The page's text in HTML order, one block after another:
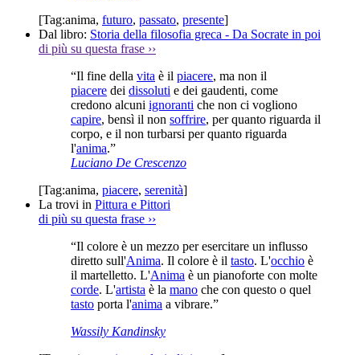
[Tag:anima, futuro, passato, presente]
Dal libro: Storia della filosofia greca - Da Socrate in poi
di più su questa frase ››
“Il fine della vita è il piacere, ma non il
piacere dei dissoluti e dei gaudenti, come
credono alcuni ignoranti che non ci vogliono
capire, bensì il non soffrire, per quanto riguarda il
corpo, e il non turbarsi per quanto riguarda
l'anima.”
Luciano De Crescenzo
[Tag:anima, piacere, serenità]
La trovi in Pittura e Pittori
di più su questa frase ››
“Il colore è un mezzo per esercitare un influsso
diretto sull'Anima. Il colore è il tasto. L'occhio è
il martelletto. L'Anima è un pianoforte con molte
corde. L'artista è la mano che con questo o quel
tasto porta l'anima a vibrare.”
Wassily Kandinsky